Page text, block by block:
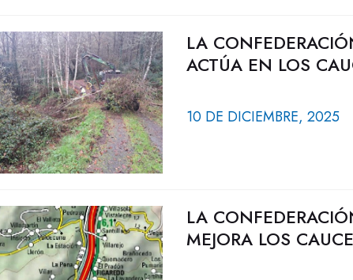
LA
ACTÚA EN LOS
10 DE DICIEMBRE, 2025
LA
MEJORA LOS